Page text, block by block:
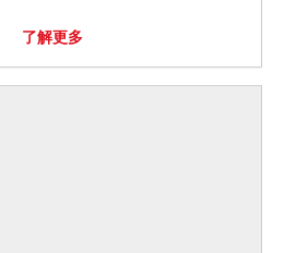
了解更多